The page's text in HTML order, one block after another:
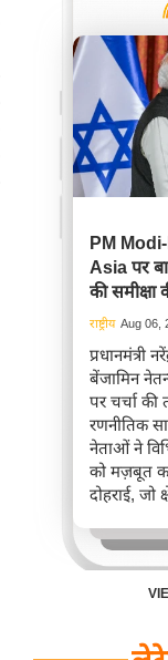
PM
Asia पर
की समीक्षा
राष्ट्रीय Aug 06,
प्रधानमंत्री
बेंजामिन
पर चर्चा की
रणनीतिक
नेताओं ने
को मज़बूत
दोहराई, जो
करता है।